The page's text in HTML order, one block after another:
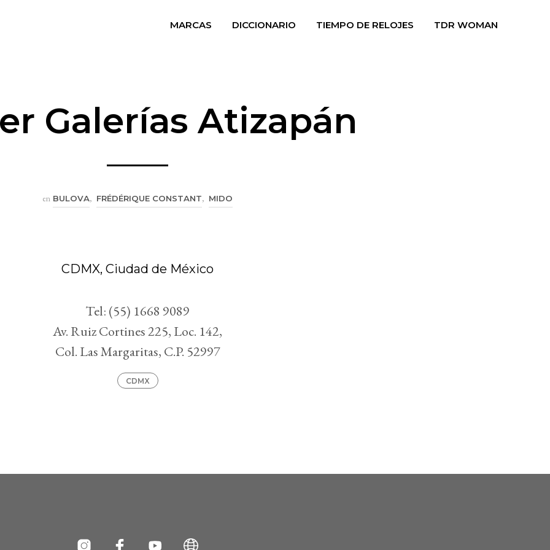
MARCAS DICCIONARIO TIEMPO DE RELOJES TDR WOMAN
Galerías Atizapán
en BULOVA, FRÉDÉRIQUE CONSTANT, MIDO
CDMX, Ciudad de México
Tel: (55) 1668 9089
Av. Ruiz Cortines 225, Loc. 142,
Col. Las Margaritas, C.P. 52997
CDMX